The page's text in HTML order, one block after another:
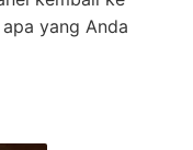
yang Anda